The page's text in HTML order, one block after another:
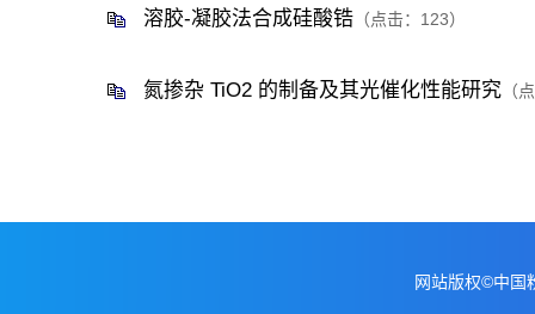
溶胶-凝胶法合成硅酸锆 （点击： 123）
氮掺杂 TiO2 的制备及其光催化性能研究 （
网站版权©中国